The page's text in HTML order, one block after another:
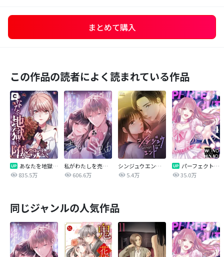
まとめて購入
この作品の読者によく読まれている作品
あなたを地獄に堕とすまで
835.5万
私がわたしを売る理由
606.6万
シンジュウエンド【タテヨミ】
5.4万
パーフェクトグリッター
35.0万
同じジャンルの人気作品